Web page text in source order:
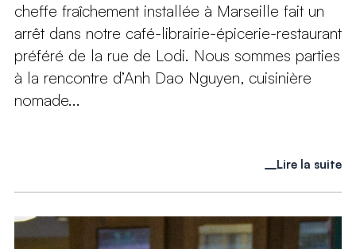
cheffe fraîchement installée à Marseille fait un
arrêt dans notre café-librairie-épicerie-restaurant
préféré de la rue de Lodi. Nous sommes parties
à la rencontre d’Anh Dao Nguyen, cuisinière
nomade...
Lire la suite